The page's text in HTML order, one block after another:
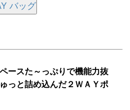
バッグ
ースた～っぷりで機能力抜
っと詰め込んだ２ＷＡＹポ